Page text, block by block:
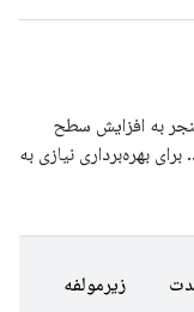
به افزایش سطح
بهره‌برداری نیازی به
زیرمولفه